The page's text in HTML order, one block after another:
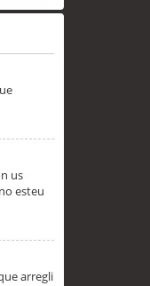
us
esteu
arregli